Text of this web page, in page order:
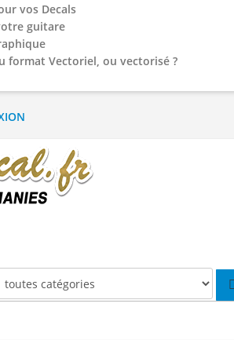
vos Decals
guitare
format Vectoriel, ou vectorisé ?